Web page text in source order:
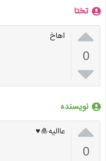
تختا

0

اهاخ
نویسنده

0
عاالیه🎍♥